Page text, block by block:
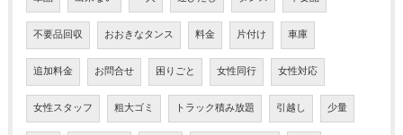
不要品回収 おおきなタンス 料金 片付け 車庫
追加料金 お問合せ 困りごと 女性同行 女性対応
女性スタッフ 粗大ゴミ トラック積み放題 引越し 少量